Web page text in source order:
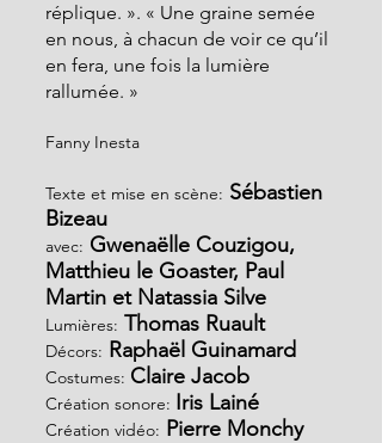
réplique. ». « Une graine semée
en nous, à chacun de voir ce qu’il
en fera, une fois la lumière
rallumée. »
Fanny Inesta
Texte et mise en scène: Sébastien
Bizeau
avec: Gwenaëlle Couzigou,
Matthieu le Goaster, Paul
Martin et Natassia Silve
Lumières: Thomas Ruault
Décors: Raphaël Guinamard
Costumes: Claire Jacob
Création sonore: Iris Lainé
Création vidéo: Pierre Monchy